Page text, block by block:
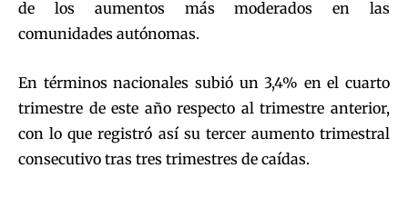
de los aumentos más moderados en las
comunidades autónomas.
En términos nacionales subió un 3,4% en el cuarto
trimestre de este año respecto al trimestre anterior,
con lo que registró así su tercer aumento trimestral
consecutivo tras tres trimestres de caídas.